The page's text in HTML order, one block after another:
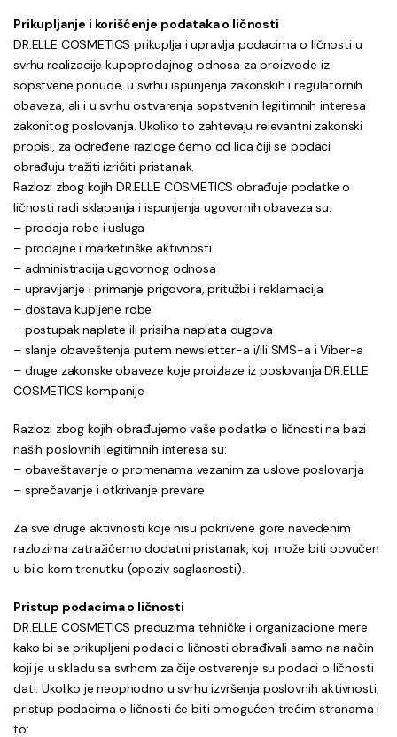
Prikupljanje i korišćenje podataka o ličnosti
DR.ELLE COSMETICS prikuplja i upravlja podacima o ličnosti u
svrhu realizacije kupoprodajnog odnosa za proizvode iz
sopstvene ponude, u svrhu ispunjenja zakonskih i regulatornih
obaveza, ali i u svrhu ostvarenja sopstvenih legitimnih interesa
zakonitog poslovanja. Ukoliko to zahtevaju relevantni zakonski
propisi, za određene razloge ćemo od lica čiji se podaci
obrađuju tražiti izričiti pristanak.
Razlozi zbog kojih DR.ELLE COSMETICS obrađuje podatke o
ličnosti radi sklapanja i ispunjenja ugovornih obaveza su:
– prodaja robe i usluga
– prodajne i marketinške aktivnosti
– administracija ugovornog odnosa
– upravljanje i primanje prigovora, pritužbi i reklamacija
– dostava kupljene robe
– postupak naplate ili prisilna naplata dugova
– slanje obaveštenja putem newsletter-a i/ili SMS-a i Viber-a
– druge zakonske obaveze koje proizlaze iz poslovanja DR.ELLE
COSMETICS kompanije
Razlozi zbog kojih obrađujemo vaše podatke o ličnosti na bazi
naših poslovnih legitimnih interesa su:
– obaveštavanje o promenama vezanim za uslove poslovanja
– sprečavanje i otkrivanje prevare
Za sve druge aktivnosti koje nisu pokrivene gore navedenim
razlozima zatražićemo dodatni pristanak, koji može biti povučen
u bilo kom trenutku (opoziv saglasnosti).
Pristup podacima o ličnosti
DR.ELLE COSMETICS preduzima tehničke i organizacione mere
kako bi se prikupljeni podaci o ličnosti obrađivali samo na način
koji je u skladu sa svrhom za čije ostvarenje su podaci o ličnosti
dati. Ukoliko je neophodno u svrhu izvršenja poslovnih aktivnosti,
pristup podacima o ličnosti će biti omogućen trećim stranama i
to: